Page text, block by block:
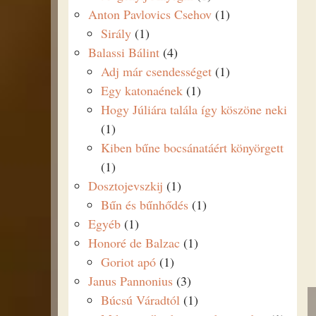
Anton Pavlovics Csehov (1)
Sirály (1)
Balassi Bálint (4)
Adj már csendességet (1)
Egy katonaének (1)
Hogy Júliára talála így köszöne neki
(1)
Kiben bűne bocsánatáért könyörgett
(1)
Dosztojevszkij (1)
Bűn és bűnhődés (1)
Egyéb (1)
Honoré de Balzac (1)
Goriot apó (1)
Janus Pannonius (3)
Búcsú Váradtól (1)